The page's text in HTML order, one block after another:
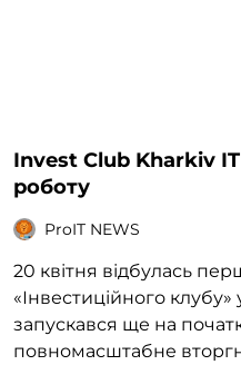
Invest Club Kharkiv
роботу
ProIT NEWS
20 квітня відбулась
«Інвестиційного
запускався ще на
повномасштабне